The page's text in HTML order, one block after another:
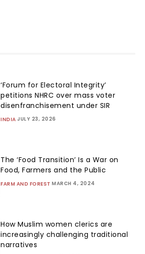
‘Forum for Electoral Integrity’
petitions NHRC over mass voter
disenfranchisement under SIR
INDIA JULY 23, 2026
The ‘Food Transition’ Is a War on
Food, Farmers and the Public
FARM AND FOREST MARCH 4, 2024
How Muslim women clerics are
increasingly challenging traditional
narratives